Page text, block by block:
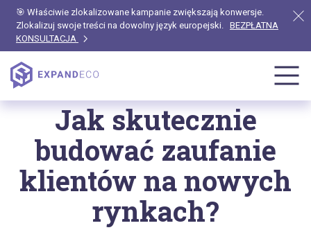
🎯 Właściwie zlokalizowane kampanie zwiększają konwersje.
Zlokalizuj swoje treści na dowolny język europejski. BEZPŁATNA
KONSULTACJA
Jak skutecznie
budować zaufanie
klientów na nowych
rynkach?